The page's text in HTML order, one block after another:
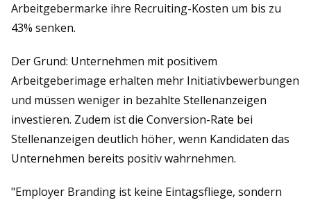
Arbeitgebermarke ihre Recruiting-Kosten um bis zu
43% senken.
Der Grund: Unternehmen mit positivem
Arbeitgeberimage erhalten mehr Initiativbewerbungen
und müssen weniger in bezahlte Stellenanzeigen
investieren. Zudem ist die Conversion-Rate bei
Stellenanzeigen deutlich höher, wenn Kandidaten das
Unternehmen bereits positiv wahrnehmen.
"Employer Branding ist keine Eintagsfliege, sondern